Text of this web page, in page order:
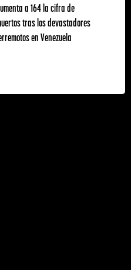
a 164 la cifra de
tras los devastadores
en Venezuela